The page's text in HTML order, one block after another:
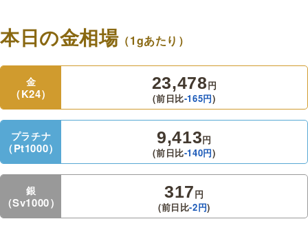
本日の金相場（1gあたり）
金
（K24）
23,478 円
(前日比-165円)
プラチナ
（Pt1000）
9,413 円
(前日比-140円)
銀
（Sv1000）
317 円
(前日比-2円)